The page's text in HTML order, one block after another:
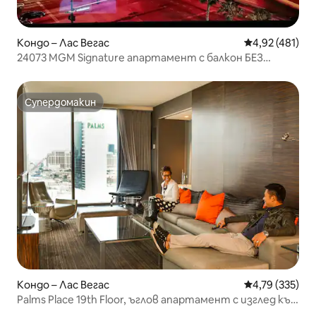
Кондо – Лас Вегас Средна
4,92 (481)
24073 MGM Signature апартамент с балкон БЕЗ
Супердомакин
Супердомакин
Кондо – Лас Вегас Средна
4,79 (335)
Palms Place 19th Floor, ъглов апартамент с изглед към